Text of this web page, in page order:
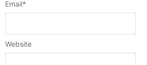
Email*
Website